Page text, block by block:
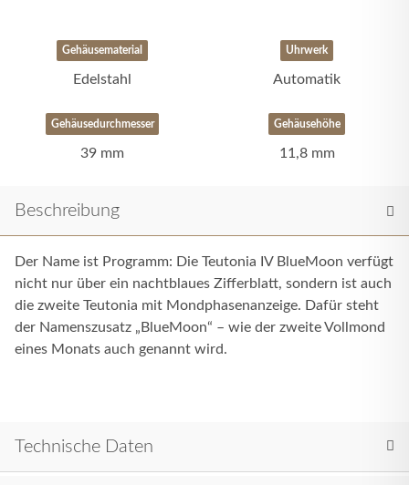
Gehäusematerial
Edelstahl
Uhrwerk
Automatik
Gehäusedurchmesser
39 mm
Gehäusehöhe
11,8 mm
Beschreibung
Der Name ist Programm: Die Teutonia IV BlueMoon verfügt
nicht nur über ein nachtblaues Zifferblatt, sondern ist auch
die zweite Teutonia mit Mondphasenanzeige. Dafür steht
der Namenszusatz „BlueMoon“ – wie der zweite Vollmond
eines Monats auch genannt wird.
Technische Daten